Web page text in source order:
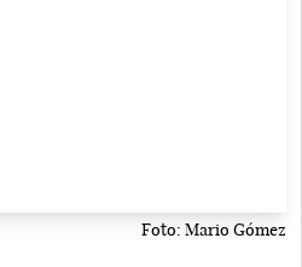
Foto: Mario Gómez